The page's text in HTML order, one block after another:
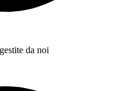
da noi